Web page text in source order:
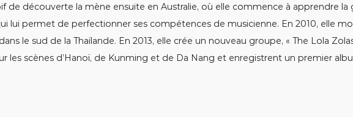
de découverte la mène ensuite en Australie, où elle commence à apprendre la
lui permet de perfectionner ses compétences de musicienne. En 2010, elle
le sud de la Thaïlande. En 2013, elle crée un nouveau groupe, « The Lola
les scènes d’Hanoï, de Kunming et de Da Nang et enregistrent un premier